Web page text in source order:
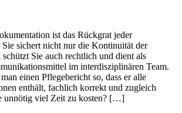
ist das Rückgrat jeder
sichert nicht nur die Kontinuität der
Sie auch rechtlich und dient als
im interdisziplinären Team.
einen Pflegebericht so, dass er alle
enthält, fachlich korrekt und zugleich
unnötig viel Zeit zu kosten? […]